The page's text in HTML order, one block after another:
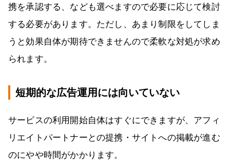
携を承認する、なども選べますので必要に応じて検討
する必要があります。ただし、あまり制限をしてしま
うと効果自体が期待できませんので柔軟な対処が求め
られます。
短期的な広告運用には向いていない
サービスの利用開始自体はすぐにできますが、アフィ
リエイトパートナーとの提携・サイトへの掲載が進む
のにやや時間がかかります。